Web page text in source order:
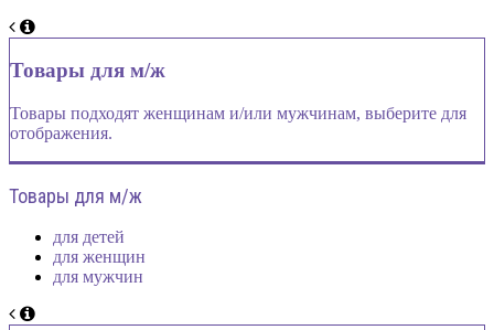
Товары для м/ж
Товары подходят женщинам и/или мужчинам, выберите для
отображения.
Товары для м/ж
для детей
для женщин
для мужчин